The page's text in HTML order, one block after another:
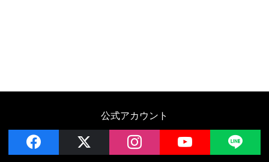
公式アカウント
facebook instagram YouTube